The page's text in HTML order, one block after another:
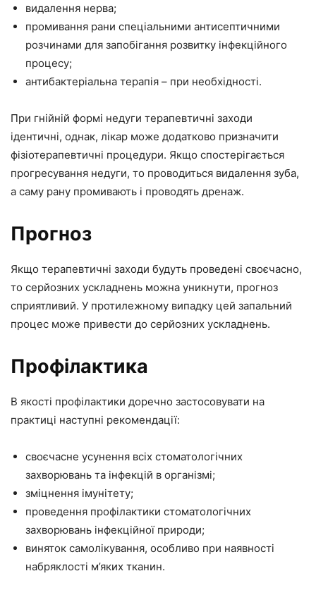
видалення нерва;
промивання рани спеціальними антисептичними
розчинами для запобігання розвитку інфекційного
процесу;
антибактеріальна терапія – при необхідності.
При гнійній формі недуги терапевтичні заходи
ідентичні, однак, лікар може додатково призначити
фізіотерапевтичні процедури. Якщо спостерігається
прогресування недуги, то проводиться видалення зуба,
а саму рану промивають і проводять дренаж.
Прогноз
Якщо терапевтичні заходи будуть проведені своєчасно,
то серйозних ускладнень можна уникнути, прогноз
сприятливий. У протилежному випадку цей запальний
процес може привести до серйозних ускладнень.
Профілактика
В якості профілактики доречно застосовувати на
практиці наступні рекомендації:
своєчасне усунення всіх стоматологічних
захворювань та інфекцій в організмі;
зміцнення імунітету;
проведення профілактики стоматологічних
захворювань інфекційної природи;
виняток самолікування, особливо при наявності
набряклості м’яких тканин.